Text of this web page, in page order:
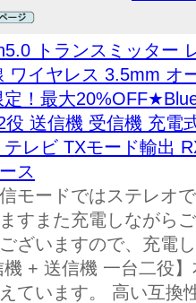
トランスミッター
ワイヤレス 3.5mm オ
！最大
役 送信機 受信機 充電
テレビ TXモード輸出
ス
モードではステレオ
すまた充電しながら
ざいますので、充電
+ 送信機 一台二役
ています。 高い互換